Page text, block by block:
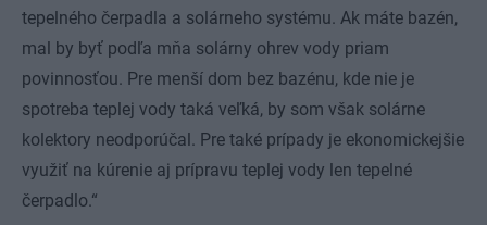
tepelného čerpadla a solárneho systému. Ak máte bazén,
mal by byť podľa mňa solárny ohrev vody priam
povinnosťou. Pre menší dom bez bazénu, kde nie je
spotreba teplej vody taká veľká, by som však solárne
kolektory neodporúčal. Pre také prípady je ekonomickejšie
využiť na kúrenie aj prípravu teplej vody len tepelné
čerpadlo.“